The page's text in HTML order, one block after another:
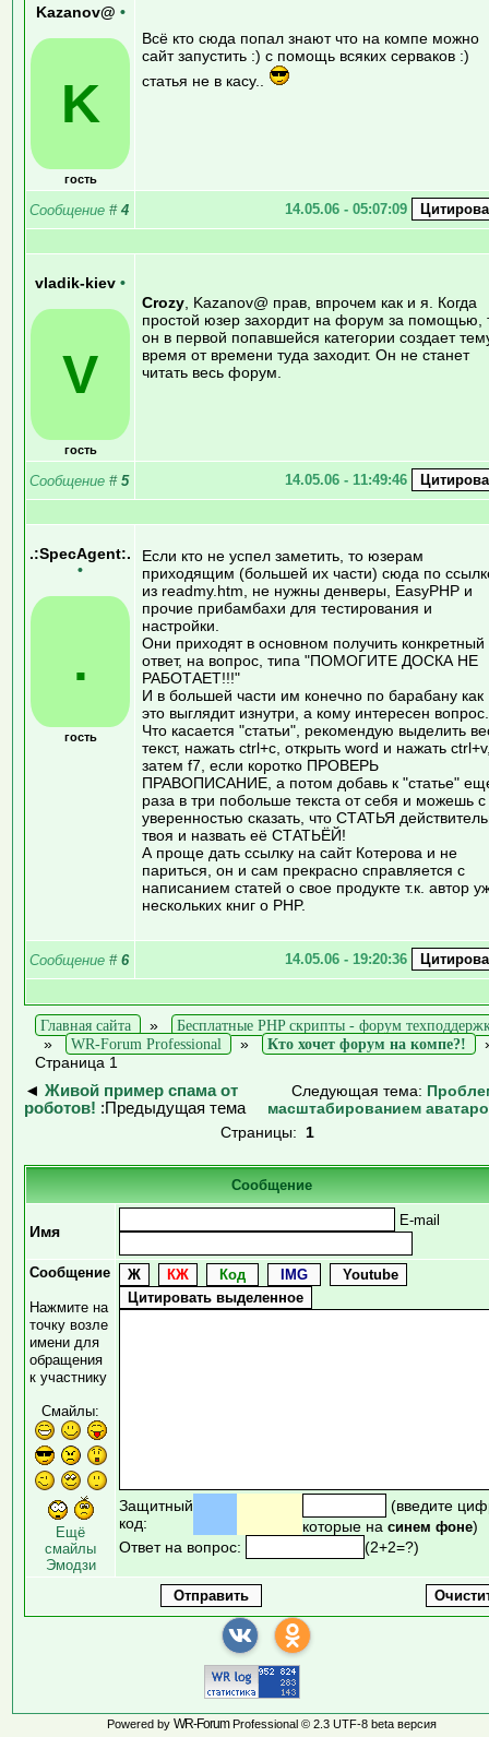
Kazanov@ •
K
гость
Всё кто сюда попал знают что на компе можно
сайт запустить :) с помощь всяких серваков :)
статья не в касу..
Сообщение # 4 14.05.06 - 05:07:09
vladik-kiev •
V
гость
Crozy , Kazanov@ прав, впрочем как и я. Когда
простой юзер захордит на форум за помощью,
он в первой попавшейся категории создает
время от времени туда заходит. Он не станет
читать весь форум.
Сообщение # 5 14.05.06 - 11:49:46
.:SpecAgent:.
•
.
гость
Если кто не успел заметить, то юзерам
приходящим (большей их части) сюда по
из readmy.htm, не нужны денверы, EasyPHP и
прочие прибамбахи для тестирования и
настройки.
Они приходят в основном получить конкретный
ответ, на вопрос, типа "ПОМОГИТЕ ДОСКА НЕ
РАБОТАЕТ!!!"
И в большей части им конечно по барабану как
это выглядит изнутри, а кому интересен вопрос.
Что касается "статьи", рекомендую выделить
текст, нажать ctrl+c, открыть word и нажать
затем f7, если коротко ПРОВЕРЬ
ПРАВОПИСАНИЕ, а потом добавь к "статье"
раза в три побольше текста от себя и можешь с
уверенностью сказать, что СТАТЬЯ
твоя и назвать её СТАТЬЁЙ!
А проще дать ссылку на сайт Котерова и не
париться, он и сам прекрасно справляется с
написанием статей о свое продукте т.к. автор
нескольких книг о PHP.
Сообщение # 6 14.05.06 - 19:20:36
Главная сайта »
Бесплатные PHP скрипты - форум
»
WR-Forum Professional » Кто хочет форум на компе?!
Страница 1
◄ Живой пример спама от
роботов! :Предыдущая тема
Следующая тема:
масштабированием
Страницы: 1
Сообщение
Имя
E-mail
Сообщение
Нажмите на
точку возле
имени для
обращения
к участнику
Смайлы:
Ещё
смайлы
Эмодзи
Защитный
код:
(введите
которые на синем фоне)
Ответ на вопрос:
(2+2=?)
Powered by WR-ForumProfessional © 2.3 UTF-8 beta версия